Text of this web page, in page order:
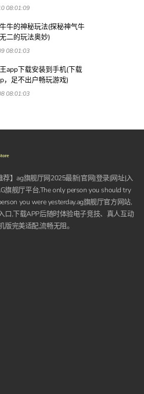
08:01:09
牛的神秘玩法(探秘神气牛
二的玩法奥妙)
08:01:03
app下载安装到手机(下载
，足不出户畅玩游戏)
08:01:03
荐】ag旗舰厅网2025最新|官网|登录|网址|入
旗舰厅平台,The only person you should try
you were yesterday.ag旗舰厅官方网站,
口,下载APP后随时体验电子竞技、真人互动
完美适配,流畅无阻。